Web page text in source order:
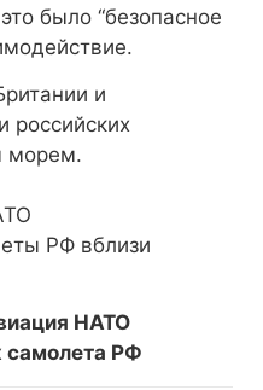
было “безопасное
и
российских
морем.
РФ вблизи
НАТО
самолета РФ